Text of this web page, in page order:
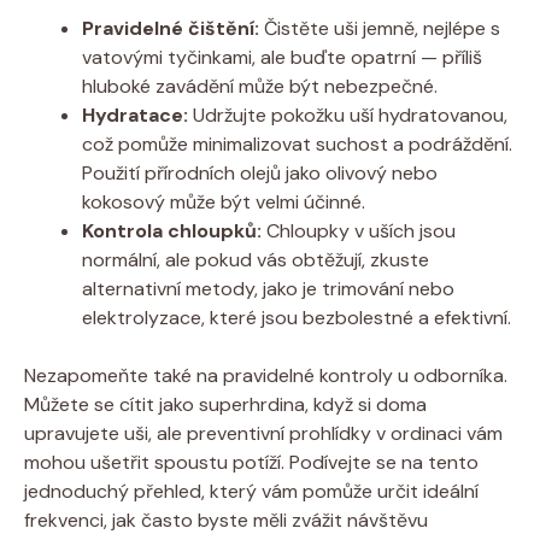
Pravidelné čištění: Čistěte uši jemně, nejlépe s
vatovými tyčinkami, ale buďte opatrní — příliš
hluboké zavádění může být nebezpečné.
Hydratace: Udržujte pokožku uší hydratovanou,
což pomůže minimalizovat suchost a podráždění.
Použití přírodních olejů jako olivový nebo
kokosový může být velmi účinné.
Kontrola chloupků: Chloupky v uších jsou
normální, ale pokud vás obtěžují, zkuste
alternativní metody, jako je trimování nebo
elektrolyzace, které jsou bezbolestné a efektivní.
Nezapomeňte také na pravidelné kontroly u odborníka.
Můžete se cítit jako superhrdina, když si doma
upravujete uši, ale preventivní prohlídky v ordinaci vám
mohou ušetřit spoustu potíží. Podívejte se na tento
jednoduchý přehled, který vám pomůže určit ideální
frekvenci, jak často byste měli zvážit návštěvu